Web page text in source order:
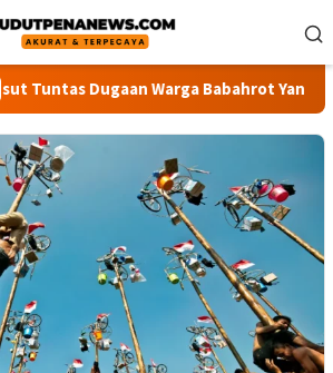
Dugaan Warga Babahrot Yang Hilang